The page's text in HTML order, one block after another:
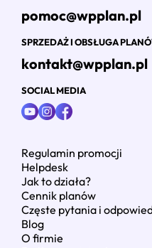
pomoc@wpplan.pl
SPRZEDAŻ I OBSŁUGA
kontakt@wpplan.pl
SOCIAL MEDIA
Regulamin promocji
Helpdesk
Jak to działa?
Cennik planów
Częste pytania i
Blog
O firmie